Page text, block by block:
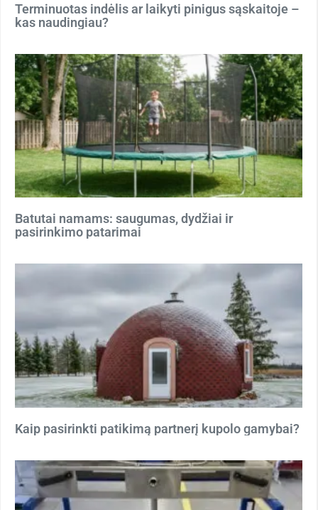
Terminuotas indėlis ar laikyti pinigus sąskaitoje –
kas naudingiau?
Batutai namams: saugumas, dydžiai ir
pasirinkimo patarimai
Kaip pasirinkti patikimą partnerį kupolo gamybai?